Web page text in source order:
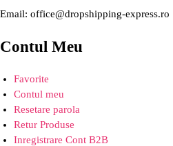
Email: office@dropshipping-express.ro
Contul Meu
Favorite
Contul meu
Resetare parola
Retur Produse
Inregistrare Cont B2B